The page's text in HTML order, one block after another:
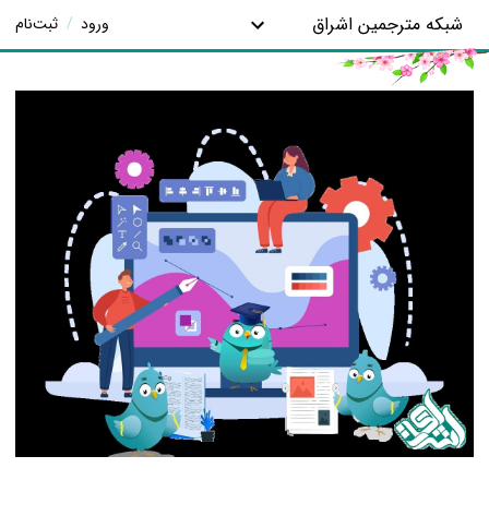
شبکه مترجمین اشراق ورود / ثبت‌نام